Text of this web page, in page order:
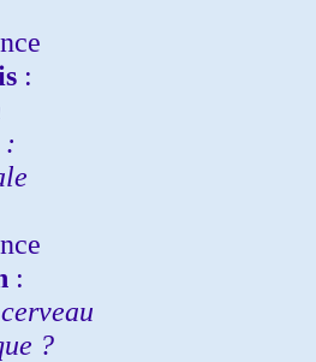
:
:
:
?